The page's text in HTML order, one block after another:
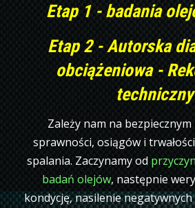
Etap 1 - badania
Etap 2 - Autorska
obciążeniowa -
techniczny
Zależy nam na
sprawności, osiągów i
spalania. Zaczynamy od
badań olejów, następnie
kondycję, nasilenie